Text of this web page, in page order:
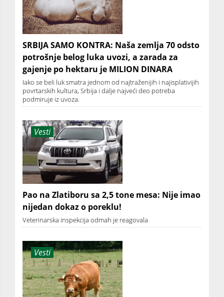
SRBIJA SAMO KONTRA: Naša zemlja 70 odsto
potrošnje belog luka uvozi, a zarada za
gajenje po hektaru je MILION DINARA
Iako se beli luk smatra jednom od najtraženijih i najisplativijih
povrtarskih kultura, Srbija i dalje najveći deo potreba
podmiruje iz uvoza.
Vesti
Pao na Zlatiboru sa 2,5 tone mesa: Nije imao
nijedan dokaz o poreklu!
Veterinarska inspekcija odmah je reagovala
Vesti